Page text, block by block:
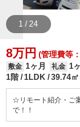
1 / 24
8万円 (管理費等
敷金 1ヶ月 礼金 1
1階
1LDK 39.74㎡
☆リモート紹介・ご
で！！